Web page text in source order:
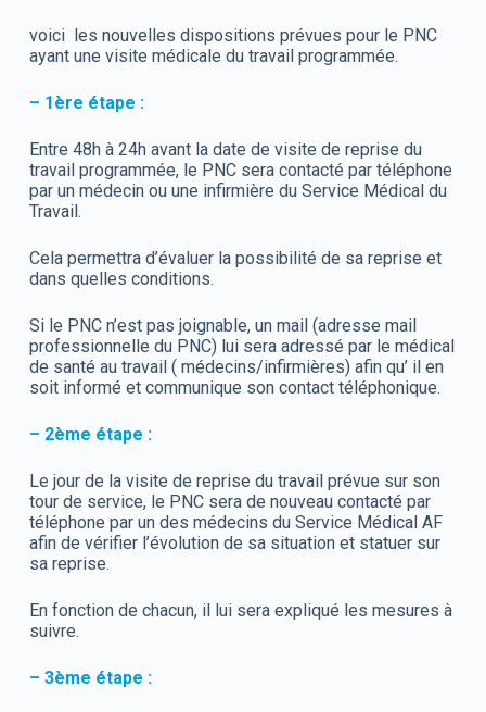
voici les nouvelles dispositions prévues pour le PNC
ayant une visite médicale du travail programmée.
– 1ère étape :
Entre 48h à 24h avant la date de visite de reprise du
travail programmée, le PNC sera contacté par téléphone
par un médecin ou une infirmière du Service Médical du
Travail.
Cela permettra d’évaluer la possibilité de sa reprise et
dans quelles conditions.
Si le PNC n’est pas joignable, un mail (adresse mail
professionnelle du PNC) lui sera adressé par le médical
de santé au travail ( médecins/infirmières) afin qu’ il en
soit informé et communique son contact téléphonique.
– 2ème étape :
Le jour de la visite de reprise du travail prévue sur son
tour de service, le PNC sera de nouveau contacté par
téléphone par un des médecins du Service Médical AF
afin de vérifier l’évolution de sa situation et statuer sur
sa reprise.
En fonction de chacun, il lui sera expliqué les mesures à
suivre.
– 3ème étape :